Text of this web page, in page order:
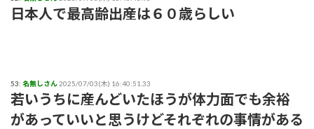
日本人で最高齢出産は６０歳らしい
53: 名無しさん2025/07/03(木) 16:40:51.33
若いうちに産んどいたほうが体力面でも余裕
があっていいと思うけどそれぞれの事情がある